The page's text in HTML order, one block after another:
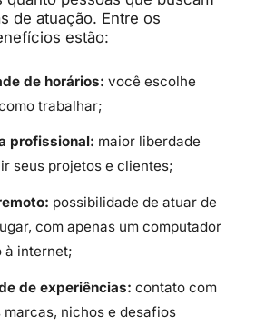
de atuação. Entre os
estão:
de horários: você escolhe
trabalhar;
profissional: maior liberdade
seus projetos e clientes;
possibilidade de atuar de
com apenas um computador
à internet;
de experiências: contato com
nichos e desafios